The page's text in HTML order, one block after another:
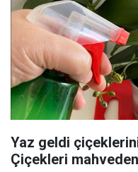
Yaz geldi
Çiçekleri